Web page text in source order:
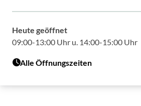
Heute geöffnet
09:00-13:00 Uhr u. 14:00-15:00 Uhr
Alle Öffnungszeiten